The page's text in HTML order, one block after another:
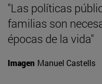
"Las políticas
familias son
épocas de la vida"
Imagen Manuel Castells